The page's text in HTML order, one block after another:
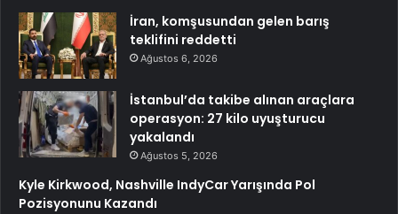
İran, komşusundan gelen barış
teklifini reddetti
Ağustos 6, 2026
İstanbul’da takibe alınan araçlara
operasyon: 27 kilo uyuşturucu
yakalandı
Ağustos 5, 2026
Kyle Kirkwood, Nashville IndyCar Yarışında Pol
Pozisyonunu Kazandı